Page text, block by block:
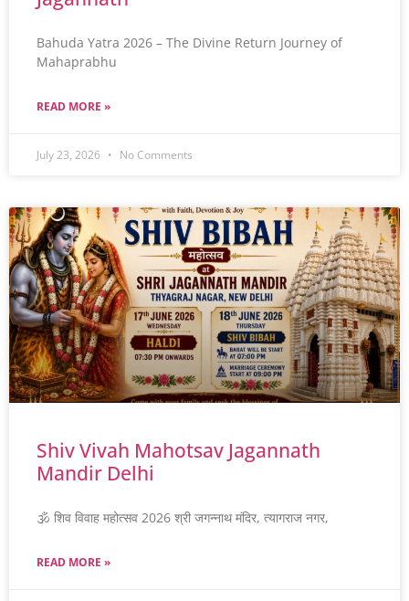
Bahuda Yatra 2026 – The Divine Return Journey of
Mahaprabhu
READ MORE »
July 23, 2026 No Comments
Shiv Vivah Mahotsav Jagannath
Mandir Delhi
🕉️ शिव विवाह महोत्सव 2026 श्री जगन्नाथ मंदिर, त्यागराज नगर,
READ MORE »